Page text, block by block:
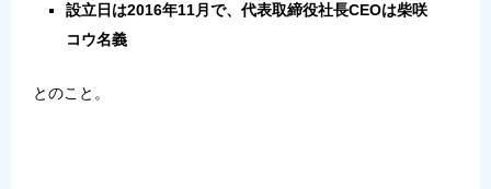
設立日は2016年11月で、代表取締役社長CEOは柴咲
コウ名義
とのこと。